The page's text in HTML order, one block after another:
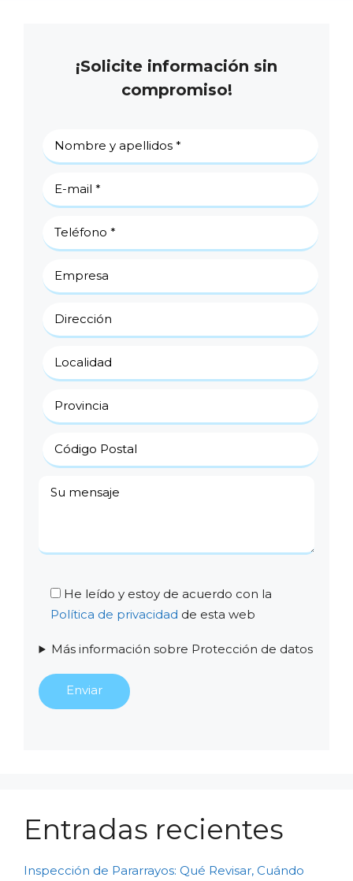
¡Solicite información sin
compromiso!
He leído y estoy de acuerdo con la
Política de privacidad de esta web
Más información sobre Protección de datos
Entradas recientes
Inspección de Pararrayos: Qué Revisar, Cuándo